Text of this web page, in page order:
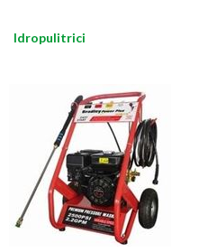
Idropulitrici